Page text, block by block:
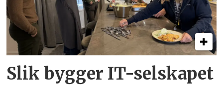
Slik bygger IT-selskapet